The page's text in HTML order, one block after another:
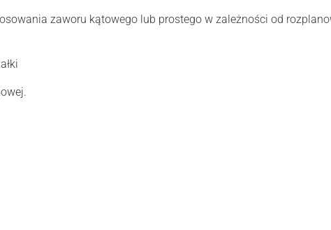
zaworu kątowego lub prostego w zależności od